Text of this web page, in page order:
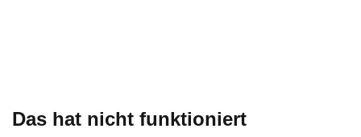
Das hat nicht funktioniert